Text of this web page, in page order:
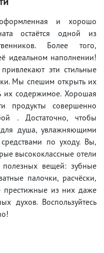
и хорошо
остаётся одной из
Более того,
идеальном наполнении!
эти стильные
Мы спешим открыть их
их содержимое. Хорошая
продукты совершенно
. Достаточно, чтобы
для душа, увлажняющими
по уходу. Вы,
высококлассные отели
вещей: зубные
палочки, расчёски,
из них даже
духов. Воспользуйтесь